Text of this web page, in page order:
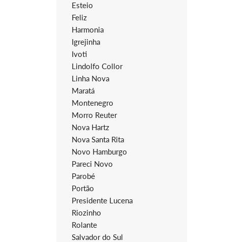
Esteio
Feliz
Harmonia
Igrejinha
Ivoti
Lindolfo Collor
Linha Nova
Maratá
Montenegro
Morro Reuter
Nova Hartz
Nova Santa Rita
Novo Hamburgo
Pareci Novo
Parobé
Portão
Presidente Lucena
Riozinho
Rolante
Salvador do Sul